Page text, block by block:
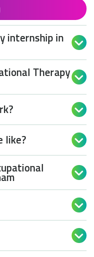
internship in 
Therapy 

like? 


